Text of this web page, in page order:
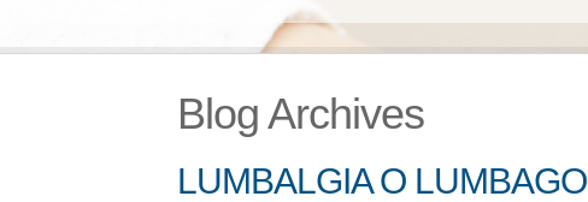
Blog Archives
LUMBALGIA O LUMBAGO